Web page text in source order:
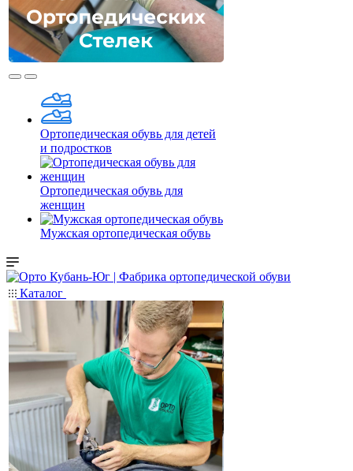
Ортопедическая обувь для детей
и подростков
Ортопедическая обувь для
женщин
Мужская ортопедическая обувь
Каталог